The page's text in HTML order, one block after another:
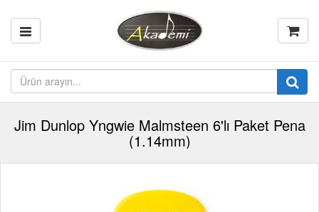
Jim Dunlop Yngwie Malmsteen 6'lı Paket Pena
(1.14mm)